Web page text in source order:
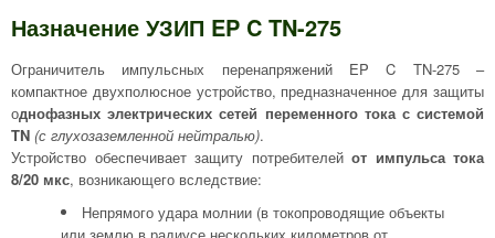
Назначение УЗИП EP C TN-275
Ограничитель импульсных перенапряжений EP C TN-275 –
компактное двухполюсное устройство, предназначенное для защиты
однофазных электрических сетей переменного тока с системой
TN (с глухозаземленной нейтралью).
Устройство обеспечивает защиту потребителей от импульса тока
8/20 мкс, возникающего вследствие:
Непрямого удара молнии (в токопроводящие объекты